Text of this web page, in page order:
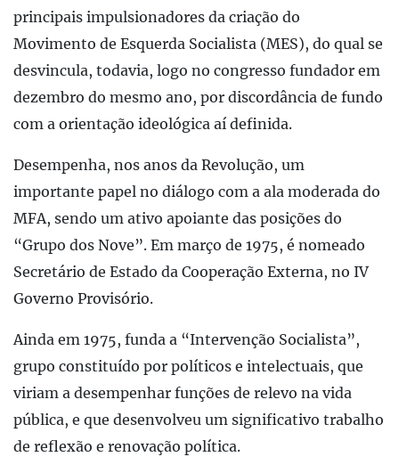
principais impulsionadores da criação do
Movimento de Esquerda Socialista (MES), do qual se
desvincula, todavia, logo no congresso fundador em
dezembro do mesmo ano, por discordância de fundo
com a orientação ideológica aí definida.
Desempenha, nos anos da Revolução, um
importante papel no diálogo com a ala moderada do
MFA, sendo um ativo apoiante das posições do
“Grupo dos Nove”. Em março de 1975, é nomeado
Secretário de Estado da Cooperação Externa, no IV
Governo Provisório.
Ainda em 1975, funda a “Intervenção Socialista”,
grupo constituído por políticos e intelectuais, que
viriam a desempenhar funções de relevo na vida
pública, e que desenvolveu um significativo trabalho
de reflexão e renovação política.